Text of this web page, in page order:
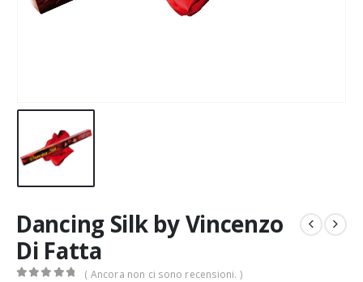
Dancing Silk by Vincenzo
Di Fatta
( Ancora non ci sono recensioni. )